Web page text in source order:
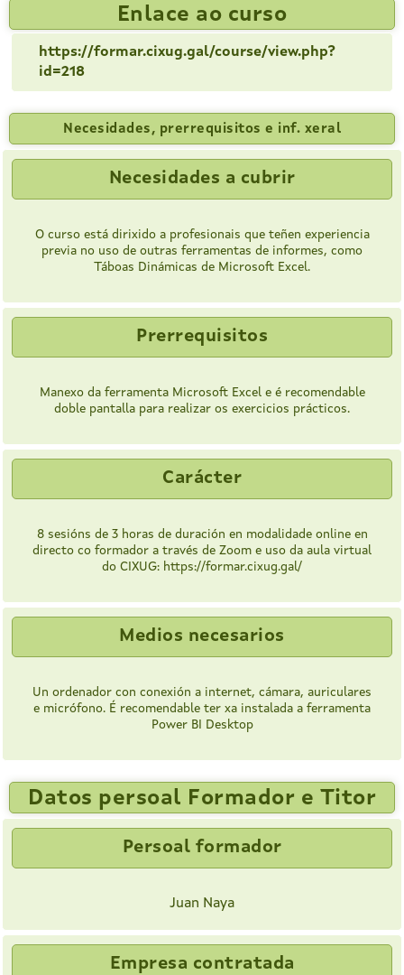
Enlace ao curso
https://formar.cixug.gal/course/view.php?
id=218
Necesidades, prerrequisitos e inf. xeral
Necesidades a cubrir
O curso está dirixido a profesionais que teñen experiencia
previa no uso de outras ferramentas de informes, como
Táboas Dinámicas de Microsoft Excel.
Prerrequisitos
Manexo da ferramenta Microsoft Excel e é recomendable
doble pantalla para realizar os exercicios prácticos.
Carácter
8 sesións de 3 horas de duración en modalidade online en
directo co formador a través de Zoom e uso da aula virtual
do CIXUG: https://formar.cixug.gal/
Medios necesarios
Un ordenador con conexión a internet, cámara, auriculares
e micrófono. É recomendable ter xa instalada a ferramenta
Power BI Desktop
Datos persoal Formador e Titor
Persoal formador
Juan Naya
Empresa contratada